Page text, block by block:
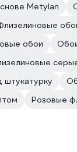
Metylan
обои
Розовые